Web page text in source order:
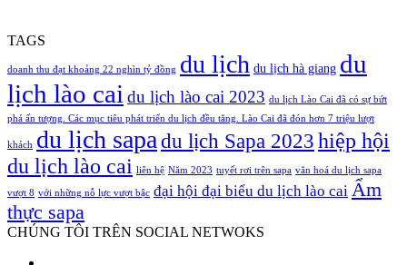
TAGS
doanh thu đạt khoảng 22 nghìn tỷ đồng du lịch du lịch hà giang du
lịch lào cai du lịch lào cai 2023 du lịch Lào Cai đã có sự bứt
phá ấn tượng. Các mục tiêu phát triển du lịch đều tăng. Lào Cai đã đón hơn 7 triệu lượt
khách du lịch sapadu lịch Sapa 2023 hiệp hội
du lịch lào cai liên hệ Năm 2023 tuyết rơi trên sapa văn hoá du lịch sapa
vượt 8 với những nỗ lực vượt bậc đại hội đại biểu du lịch lào cai Ẩm
thực sapa
CHÚNG TÔI TRÊN SOCIAL NETWOKS